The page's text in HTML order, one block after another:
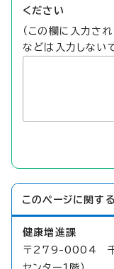
ください
（この欄に入力さ
などは入力しない
このページに関する
健康増進課
〒279-0004 千